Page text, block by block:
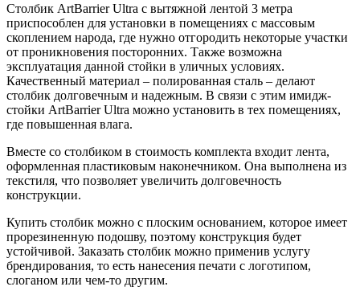
Столбик ArtBarrier Ultra с вытяжной лентой 3 метра
приспособлен для установки в помещениях с массовым
скоплением народа, где нужно отгородить некоторые участки
от проникновения посторонних. Также возможна
эксплуатация данной стойки в уличных условиях.
Качественный материал – полированная сталь – делают
столбик долговечным и надежным. В связи с этим имидж-
стойки ArtBarrier Ultra можно установить в тех помещениях,
где повышенная влага.
Вместе со столбиком в стоимость комплекта входит лента,
оформленная пластиковым наконечником. Она выполнена из
текстиля, что позволяет увеличить долговечность
конструкции.
Купить столбик можно с плоским основанием, которое имеет
прорезиненную подошву, поэтому конструкция будет
устойчивой. Заказать столбик можно применив услугу
брендирования, то есть нанесения печати с логотипом,
слоганом или чем-то другим.